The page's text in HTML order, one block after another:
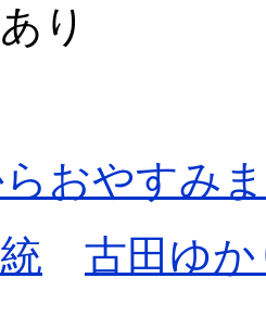
り
おやすみ
古田ゆか